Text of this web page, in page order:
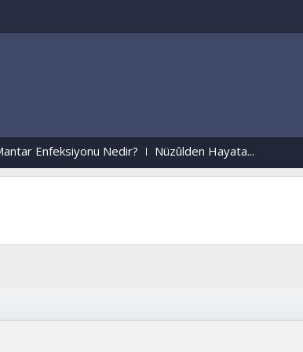
Nedir? Nüzûlden Hayata...